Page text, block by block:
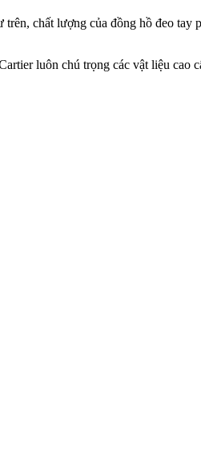
chất lượng của đồng hồ đeo
luôn chú trọng các vật liệu